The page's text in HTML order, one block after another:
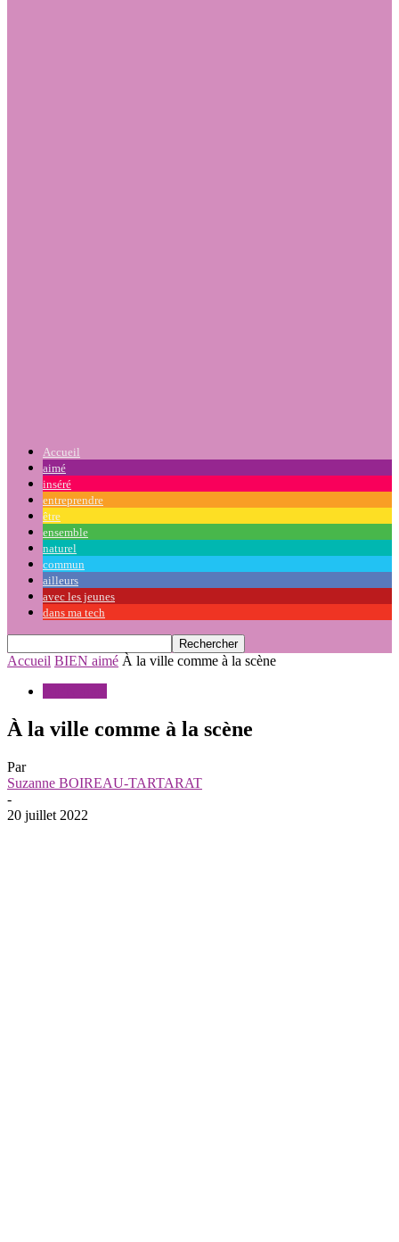
Accueil
aimé
inséré
entreprendre
être
ensemble
naturel
commun
ailleurs
avec les jeunes
dans ma tech
Accueil BIEN aimé À la ville comme à la scène
À la ville comme à la scène
Par
Suzanne BOIREAU-TARTARAT
-
20 juillet 2022